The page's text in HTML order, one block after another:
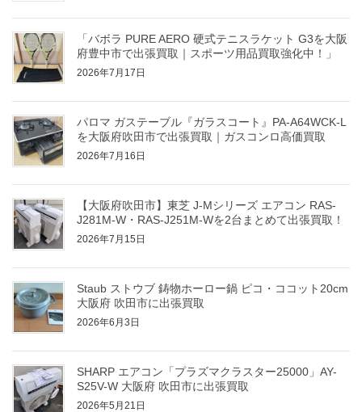
「バボラ PURE AERO 硬式テニスラケット G3を大阪
府豊中市で出張買取｜スポーツ用品買取強化中！」
2026年7月17日
パロマ ガステーブル『ガラスコート』PA-A64WCK-L
を大阪府吹田市で出張買取｜ガスコンロ高価買取
2026年7月16日
【大阪府吹田市】東芝 J-Mシリーズ エアコン RAS-
J281M-W・RAS-J251M-Wを2台まとめて出張買取！
2026年7月15日
Staub ストウブ 鋳物ホーロー鍋 ピコ・ココット20cm
大阪府 吹田市に出張買取
2026年6月3日
SHARP エアコン「プラズマクラスター25000」AY-
S25V-W 大阪府 吹田市に出張買取
2026年5月21日